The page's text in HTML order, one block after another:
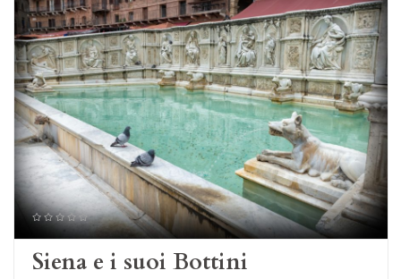
magico merita di essere visitato almeno una
volta nella vita. Un'esperienza che lascia senza
fiato e permette di apprezzare appieno la
bellezza incontaminata del Salento.
Siena e i suoi Bottini